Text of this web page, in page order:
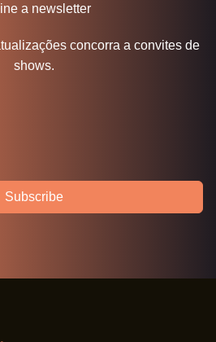
a newsletter
concorra a convites de
shows.
Subscribe